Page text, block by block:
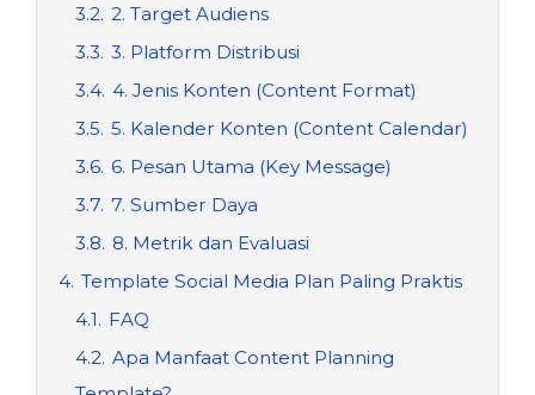
3.2. 2. Target Audiens
3.3. 3. Platform Distribusi
3.4. 4. Jenis Konten (Content Format)
3.5. 5. Kalender Konten (Content Calendar)
3.6. 6. Pesan Utama (Key Message)
3.7. 7. Sumber Daya
3.8. 8. Metrik dan Evaluasi
4. Template Social Media Plan Paling Praktis
4.1. FAQ
4.2. Apa Manfaat Content Planning